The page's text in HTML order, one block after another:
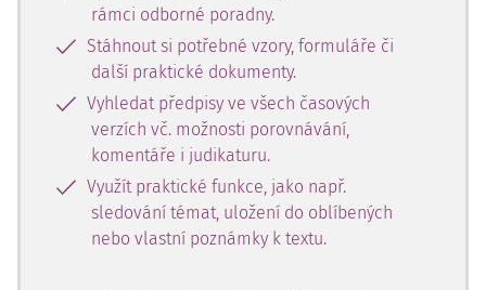
rámci odborné poradny.
Stáhnout si potřebné vzory, formuláře či
další praktické dokumenty.
Vyhledat předpisy ve všech časových
verzích vč. možnosti porovnávání,
komentáře i judikaturu.
Využít praktické funkce, jako např.
sledování témat, uložení do oblíbených
nebo vlastní poznámky k textu.